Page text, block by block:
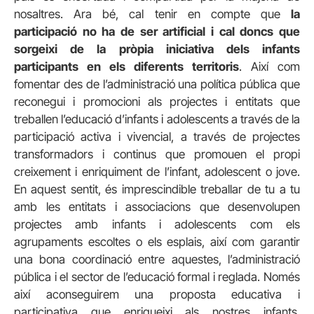
nosaltres. Ara bé, cal tenir en compte que la
participació no ha de ser artificial i cal doncs que
sorgeixi de la pròpia iniciativa dels infants
participants en els diferents territoris. Així com
fomentar des de l’administració una política pública que
reconegui i promocioni als projectes i entitats que
treballen l’educació d’infants i adolescents a través de la
participació activa i vivencial, a través de projectes
transformadors i continus que promouen el propi
creixement i enriquiment de l’infant, adolescent o jove.
En aquest sentit, és imprescindible treballar de tu a tu
amb les entitats i associacions que desenvolupen
projectes amb infants i adolescents com els
agrupaments escoltes o els esplais, així com garantir
una bona coordinació entre aquestes, l’administració
pública i el sector de l’educació formal i reglada. Només
així aconseguirem una proposta educativa i